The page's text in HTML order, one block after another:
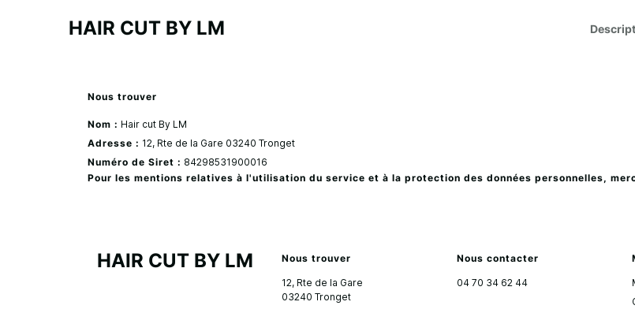
HAIR CUT BY LM
Nous trouver
Nom : Hair cut By LM
Adresse : 12, Rte de la Gare 03240 Tronget
Numéro de Siret : 84298531900016
Pour les mentions relatives à l'utilisation du service et à la protection des données personnelles,
HAIR CUT BY LM Nous trouver
12, Rte de la Gare
03240 Tronget
Nous contacter
04 70 34 62 44